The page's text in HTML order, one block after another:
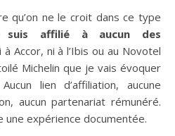
qu’on ne le croit dans ce type
affilié à aucun des
à Accor, ni à l’Ibis ou au Novotel
Michelin que je vais évoquer
lien d’affiliation, aucune
aucun partenariat rémunéré.
une expérience documentée.